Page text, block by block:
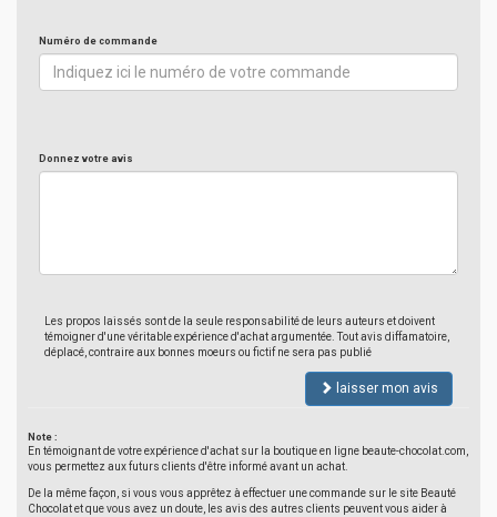
Numéro de commande
Donnez votre avis
Les propos laissés sont de la seule responsabilité de leurs auteurs et doivent
témoigner d'une véritable expérience d'achat argumentée. Tout avis diffamatoire,
déplacé, contraire aux bonnes moeurs ou fictif ne sera pas publié
laisser mon avis
Note :
En témoignant de votre expérience d'achat sur la boutique en ligne beaute-chocolat.com,
vous permettez aux futurs clients d'être informé avant un achat.
De la même façon, si vous vous apprêtez à effectuer une commande sur le site Beauté
Chocolat et que vous avez un doute, les avis des autres clients peuvent vous aider à